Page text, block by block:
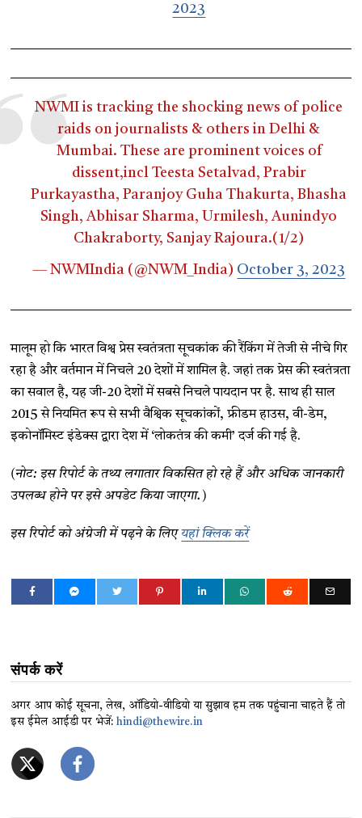
2023
NWMI is tracking the shocking news of police
raids on journalists & others in Delhi &
Mumbai. These are prominent voices of
dissent,incl Teesta Setalvad, Prabir
Purkayastha, Paranjoy Guha Thakurta, Bhasha
Singh, Abhisar Sharma, Urmilesh, Aunindyo
Chakraborty, Sanjay Rajoura.(1/2)
— NWMIndia (@NWM_India) October 3, 2023
मालूम हो कि भारत विश्व प्रेस स्वतंत्रता सूचकांक की रैंकिंग में तेजी से नीचे गिर
रहा है और वर्तमान में निचले 20 देशों में शामिल है. जहां तक प्रेस की स्वतंत्रता
का सवाल है, यह जी-20 देशों में सबसे निचले पायदान पर है. साथ ही साल
2015 से नियमित रूप से सभी वैश्विक सूचकांकों, फ्रीडम हाउस, वी-डेम,
इकोनॉमिस्ट इंडेक्स द्वारा देश में ‘लोकतंत्र की कमी’ दर्ज की गई है.
(नोट: इस रिपोर्ट के तथ्य लगातार वि​कसित हो रहे हैं और अधिक जानकारी
उपलब्ध होने पर इसे अपडेट किया जाएगा.)
इस रिपोर्ट को अंग्रेजी में पढ़ने के लिएयहां क्लिक करें
संपर्क करें
अगर आप कोई सूचना, लेख, ऑडियो-वीडियो या सुझाव हम तक पहुंचाना चाहते हैं तो
इस ईमेल आईडी पर भेजें:hindi@thewire.in